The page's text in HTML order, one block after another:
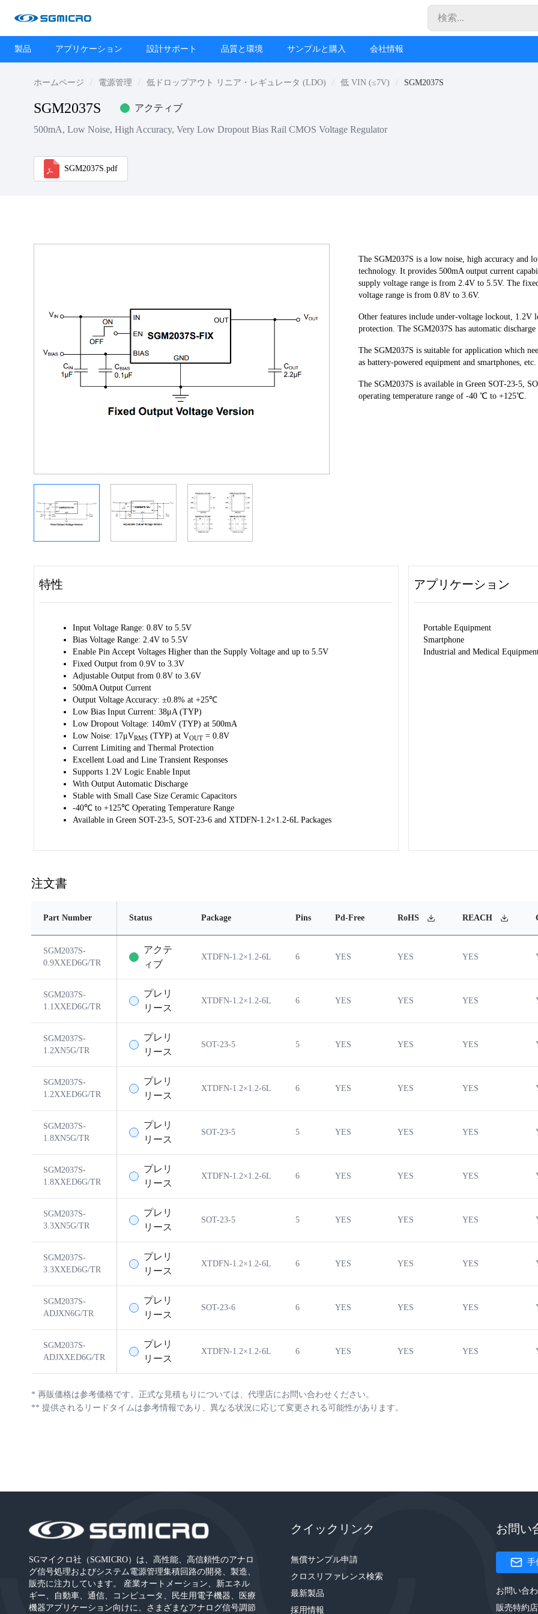
製品 アプリケーション 設計サポート 品質と環境 サンプルと購入 会社情報
ホームページ 電源管理 低ドロップアウト リニア・レギュレータ (LDO) 低 VIN (≤7V) SGM2037S
SGM2037S アクティブ
500mA, Low Noise, High Accuracy, Very Low Dropout Bias Rail CMOS Voltage Regulator
SGM2037S.pdf
The SGM2037S is a low noise, high accuracy and
technology. It provides 500mA output current
supply voltage range is from 2.4V to 5.5V. The
voltage range is from 0.8V to 3.6V.
Other features include under-voltage lockout,
protection. The SGM2037S has automatic
The SGM2037S is suitable for application which
as battery-powered equipment and smartphones, etc.
The SGM2037S is available in Green SOT-23-5,
operating temperature range of -40 ℃ to +125℃.
特性
Input Voltage Range: 0.8V to 5.5V
Bias Voltage Range: 2.4V to 5.5V
Enable Pin Accept Voltages Higher than the Supply Voltage and up to 5.5V
Fixed Output from 0.9V to 3.3V
Adjustable Output from 0.8V to 3.6V
500mA Output Current
Output Voltage Accuracy: ±0.8% at +25℃
Low Bias Input Current: 38μA (TYP)
Low Dropout Voltage: 140mV (TYP) at 500mA
Low Noise: 17μVRMS (TYP) at VOUT = 0.8V
Current Limiting and Thermal Protection
Excellent Load and Line Transient Responses
Supports 1.2V Logic Enable Input
With Output Automatic Discharge
Stable with Small Case Size Ceramic Capacitors
-40℃ to +125℃ Operating Temperature Range
Available in Green SOT-23-5, SOT-23-6 and XTDFN-1.2×1.2-6L Packages
アプリケーション
Portable Equipment
Smartphone
Industrial and Medical
注文書
Part Number Status Package Pins Pd-Free RoHS REACH
SGM2037S-
0.9XXED6G/TR
アクテ
ィブ
XTDFN-1.2×1.2-6L 6 YES YES YES
SGM2037S-
1.1XXED6G/TR
プレリ
リース
XTDFN-1.2×1.2-6L 6 YES YES YES
SGM2037S-
1.2XN5G/TR
プレリ
リース
SOT-23-5 5 YES YES YES
SGM2037S-
1.2XXED6G/TR
プレリ
リース
XTDFN-1.2×1.2-6L 6 YES YES YES
SGM2037S-
1.8XN5G/TR
プレリ
リース
SOT-23-5 5 YES YES YES
SGM2037S-
1.8XXED6G/TR
プレリ
リース
XTDFN-1.2×1.2-6L 6 YES YES YES
SGM2037S-
3.3XN5G/TR
プレリ
リース
SOT-23-5 5 YES YES YES
SGM2037S-
3.3XXED6G/TR
プレリ
リース
XTDFN-1.2×1.2-6L 6 YES YES YES
SGM2037S-
ADJXN6G/TR
プレリ
リース
SOT-23-6 6 YES YES YES
SGM2037S-
ADJXXED6G/TR
プレリ
リース
XTDFN-1.2×1.2-6L 6 YES YES YES
* 再販価格は参考価格です。正式な見積もりについては、代理店にお問い合わせください。
** 提供されるリードタイムは参考情報であり、異なる状況に応じて変更される可能性があります。
SGマイクロ社（SGMICRO）は、高性能、高信頼性のアナロ
グ信号処理およびシステム電源管理集積回路の開発、製造、
販売に注力しています。 産業オートメーション、新エネル
ギー、自動車、通信、コンピュータ、民生用電子機器、医療
機器アプリケーション向けに、さまざまなアナログ信号調節
クイックリンク
無償サンプル申請
クロスリファレンス検索
最新製品
採用情報
お問い
手
お問い合
販売特約店